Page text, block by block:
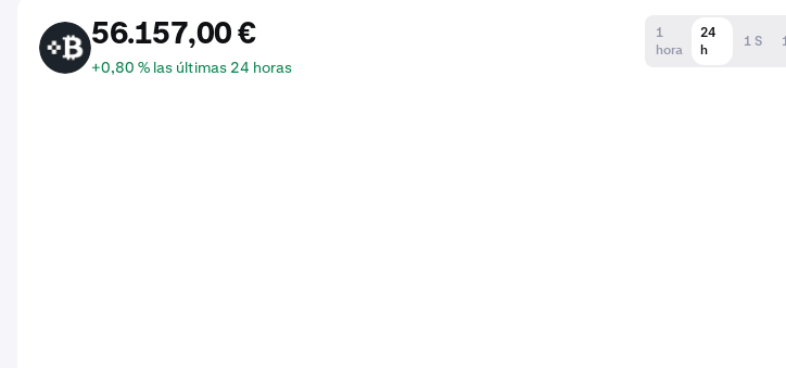
TBTC 56.157,00 €
+0,80 % las últimas 24 horas
1
hora
24
h
1 S